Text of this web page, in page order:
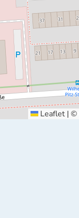
Leaflet | ©